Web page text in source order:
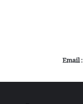
Email :